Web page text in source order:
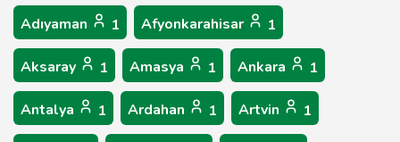
Adıyaman 1 Afyonkarahisar 1
Aksaray 1 Amasya 1 Ankara 1
Antalya 1 Ardahan 1 Artvin 1